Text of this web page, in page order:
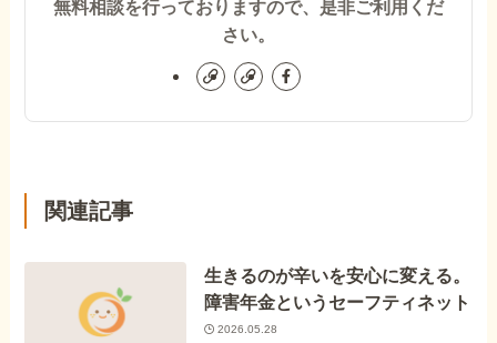
無料相談を行っておりますので、是非ご利用くだ
さい。
関連記事
生きるのが辛いを安心に変える。
障害年金というセーフティネット
2026.05.28